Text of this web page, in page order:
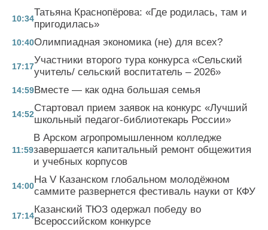
10:34
Татьяна Краснопёрова: «Где родилась, там и
пригодилась»
10:40Олимпиадная экономика (не) для всех?
17:17
Участники второго тура конкурса «Сельский
учитель/ сельский воспитатель – 2026»
14:59Вместе — как одна большая семья
14:52
Стартовал прием заявок на конкурс «Лучший
школьный педагог-библиотекарь России»
11:59
В Арском агропромышленном колледже
завершается капитальный ремонт общежития
и учебных корпусов
14:00
На V Казанском глобальном молодёжном
саммите развернется фестиваль науки от КФУ
17:14
Казанский ТЮЗ одержал победу во
Всероссийском конкурсе